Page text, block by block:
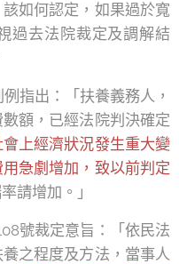
如何認定，如果過於寬
過去法院裁定及調解結
指出：「扶養義務人，
額，已經法院判決確定
上經濟狀況發生重大變
急劇增加，致以前判定
請增加。」
號裁定意旨：「依民法
之程度及方法，當事人